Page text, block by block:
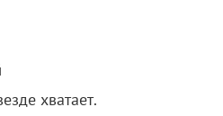
хватает.